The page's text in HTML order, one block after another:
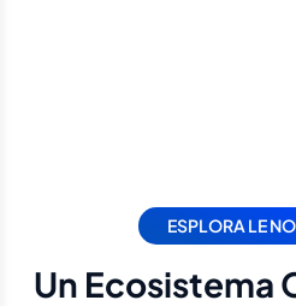
ESPLORA LE
Un Ecosistema